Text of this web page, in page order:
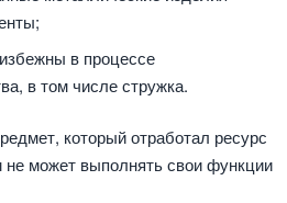
в процессе
в том числе стружка.
который отработал ресурс
не может выполнять свои функции